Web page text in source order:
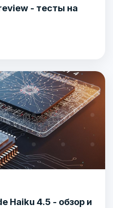
- тесты на
Haiku 4.5 - обзор и